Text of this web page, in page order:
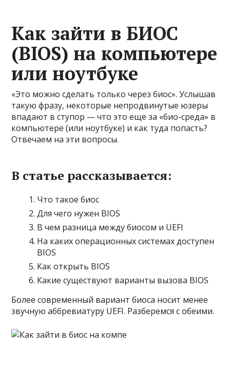
Как зайти в БИОС
(BIOS) на компьютере
или ноутбуке
«Это можно сделать только через биос». Услышав
такую фразу, некоторые непродвинутые юзеры
впадают в ступор — что это еще за «био-среда» в
компьютере (или ноутбуке) и как туда попасть?
Отвечаем на эти вопросы.
В статье рассказывается:
Что такое биос
Для чего нужен BIOS
В чем разница между биосом и UEFI
На каких операционных системах доступен
BIOS
Как открыть BIOS
Какие существуют варианты вызова BIOS
Более современный вариант биоса носит менее
звучную аббревиатуру UEFI. Разберемся с обеими.